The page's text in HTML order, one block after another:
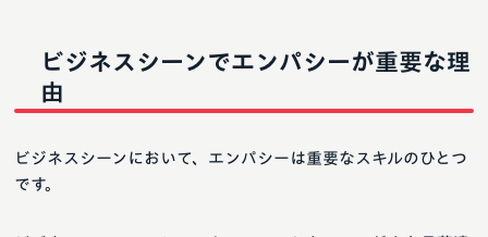
ビジネスシーンでエンパシーが重要な理
由
ビジネスシーンにおいて、エンパシーは重要なスキルのひとつ
です。